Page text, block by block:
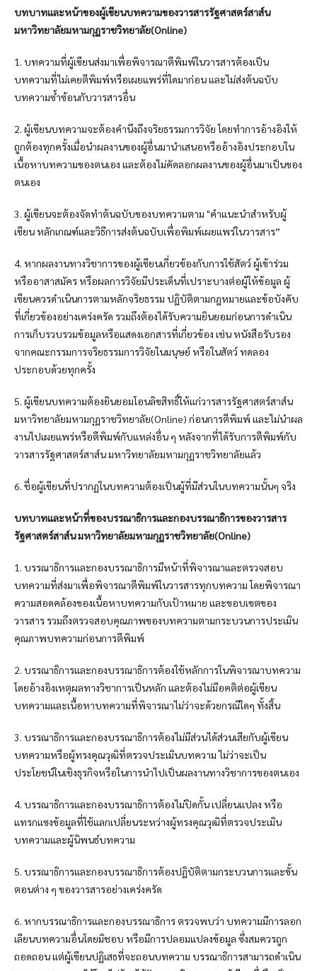
บทบาทและหน้าของผู้เขียนบทความของวารสารรัฐศาสตร์สาส์น
มหาวิทยาลัยมหามกุฏราชวิทยาลัย(Online)
1. บทความที่ผู้เขียนส่งมาเพื่อพิจารณาตีพิมพ์ในวารสารต้องเป็น
บทความที่ไม่เคยตีพิมพ์หรือเผยแพร่ที่ใดมาก่อน และไม่ส่งต้นฉบับ
บทความซ้ำซ้อนกับวารสารอื่น
2. ผู้เขียนบทความจะต้องคำนึงถึงจริยธรรมการวิจัย โดยทำการอ้างอิงให้
ถูกต้องทุกครั้งเมื่อนำผลงานของผู้อื่นมานำเสนอหรืออ้างอิงประกอบใน
เนื้อหาบทความของตนเอง และต้องไม่คัดลอกผลงานของผู้อื่นมาเป็นของ
ตนเอง
3. ผู้เขียนจะต้องจัดทำต้นฉบับของบทความตาม "คำแนะนำสำหรับผู้
เขียน หลักเกณฑ์และวิธีการส่งต้นฉบับเพื่อพิมพ์เผยแพร่ในวารสาร”
4. หากผลงานทางวิชาการของผู้เขียนเกี่ยวข้องกับการใช้สัตว์ ผู้เข้าร่วม
หรืออาสาสมัคร หรือผลการวิจัยมีประเด็นที่เปราะบางต่อผู้ให้ข้อมูล ผู้
เขียนควรดำเนินการตามหลักจริยธรรม ปฏิบัติตามกฎหมายและข้อบังคับ
ที่เกี่ยวข้องอย่างเคร่งครัด รวมถึงต้องได้รับความยินยอมก่อนการดำเนิน
การเก็บรวบรวมข้อมูลหรือแสดงเอกสารที่เกี่ยวข้อง เช่น หนังสือรับรอง
จากคณะกรรมการจริยธรรมการวิจัยในมนุษย์ หรือในสัตว์ ทดลอง
ประกอบด้วยทุกครั้ง
5. ผู้เขียนบทความต้องยินยอมโอนลิขสิทธิ์ให้แก่วารสารรัฐศาสตร์สาส์น
มหาวิทยาลัยมหามกุฏราชวิทยาลัย(Online) ก่อนการตีพิมพ์ และไม่นำผล
งานไปเผยแพร่หรือตีพิมพ์กับแหล่งอื่น ๆ หลังจากที่ได้รับการตีพิมพ์กับ
วารสารรัฐศาสตร์สาส์น มหาวิทยาลัยมหามกุฏราชวิทยาลัยแล้ว
6. ชื่อผู้เขียนที่ปรากฏในบทความต้องเป็นผู้ที่มีส่วนในบทความนั้นๆ จริง
บทบาทและหน้าที่ของบรรณาธิการและกองบรรณาธิการของวารสาร
รัฐศาสตร์สาส์น มหาวิทยาลัยมหามกุฏราชวิทยาลัย(Online)
1. บรรณาธิการและกองบรรณาธิการมีหน้าที่พิจารณาและตรวจสอบ
บทความที่ส่งมาเพื่อพิจารณาตีพิมพ์ในวารสารทุกบทความ โดยพิจารณา
ความสอดคล้องของเนื้อหาบทความกับเป้าหมาย และขอบเขตของ
วารสาร รวมถึงตรวจสอบคุณภาพของบทความตามกระบวนการประเมิน
คุณภาพบทความก่อนการตีพิมพ์
2. บรรณาธิการและกองบรรณาธิการต้องใช้หลักการในพิจารณาบทความ
โดยอ้างอิงเหตุผลทางวิชาการเป็นหลัก และต้องไม่มีอคติต่อผู้เขียน
บทความและเนื้อหาบทความที่พิจารณาไม่ว่าจะด้วยกรณีใดๆ ทั้งสิ้น
3. บรรณาธิการและกองบรรณาธิการต้องไม่มีส่วนได้ส่วนเสียกับผู้เขียน
บทความหรือผู้ทรงคุณวุฒิที่ตรวจประเมินบทความ ไม่ว่าจะเป็น
ประโยชน์ในเชิงธุรกิจหรือในการนำไปเป็นผลงานทางวิชาการของตนเอง
4. บรรณาธิการและกองบรรณาธิการต้องไม่ปิดกั้น เปลี่ยนแปลง หรือ
แทรกแซงข้อมูลที่ใช้แลกเปลี่ยนระหว่างผู้ทรงคุณวุฒิที่ตรวจประเมิน
บทความและผู้นิพนธ์บทความ
5. บรรณาธิการและกองบรรณาธิการต้องปฏิบัติตามกระบวนการและขั้น
ตอนต่าง ๆ ของวารสารอย่างเคร่งครัด
6. หากบรรณาธิการและกองบรรณาธิการ ตรวจพบว่า บทความมีการลอก
เลียนบทความอื่นโดยมิชอบ หรือมีการปลอมแปลงข้อมูล ซึ่งสมควรถูก
ถอดถอน แต่ผู้เขียนปฏิเสธที่จะถอนบทความ บรรณาธิการสามารถดำเนิน